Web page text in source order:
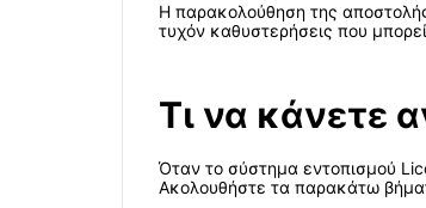
Η παρακολούθηση της
τυχόν καθυστερήσεις που
Τι να κάνετε
Όταν το σύστημα εντοπισμού
Ακολουθήστε τα παρακάτω